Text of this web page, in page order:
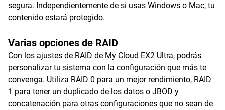
segura. Independientemente de si usas Windows o Mac, tu
contenido estará protegido.
Varias opciones de RAID
Con los ajustes de RAID de My Cloud EX2 Ultra, podrás
personalizar tu sistema con la configuración que más te
convenga. Utiliza RAID 0 para un mejor rendimiento, RAID
1 para tener un duplicado de los datos o JBOD y
concatenación para otras configuraciones que no sean de